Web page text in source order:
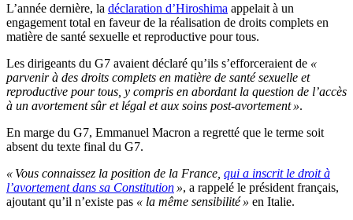
L’année dernière, la déclaration d’Hiroshima appelait à un
engagement total en faveur de la réalisation de droits complets en
matière de santé sexuelle et reproductive pour tous.
Les dirigeants du G7 avaient déclaré qu’ils s’efforceraient de «
parvenir à des droits complets en matière de santé sexuelle et
reproductive pour tous, y compris en abordant la question de l’accès
à un avortement sûr et légal et aux soins post-avortement ».
En marge du G7, Emmanuel Macron a regretté que le terme soit
absent du texte final du G7.
« Vous connaissez la position de la France, qui a inscrit le droit à
l’avortement dans sa Constitution », a rappelé le président français,
ajoutant qu’il n’existe pas « la même sensibilité » en Italie.